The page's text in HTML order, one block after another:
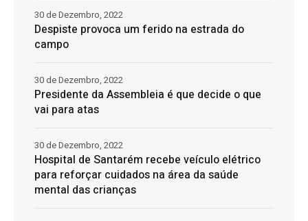
Despiste provoca um ferido na estrada do
campo
30 de Dezembro, 2022
Presidente da Assembleia é que decide o que
vai para atas
30 de Dezembro, 2022
Hospital de Santarém recebe veículo elétrico
para reforçar cuidados na área da saúde
mental das crianças
30 de Dezembro, 2022